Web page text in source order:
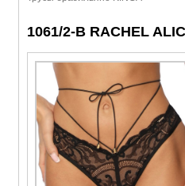
1061/2-B RACHEL